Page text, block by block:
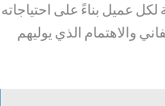
عميل بناءً على احتياجاته
والاهتمام الذي يوليهم